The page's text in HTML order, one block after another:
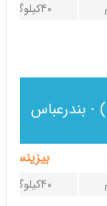
40کیلوگرم
بیزینس
40کیلوگرم